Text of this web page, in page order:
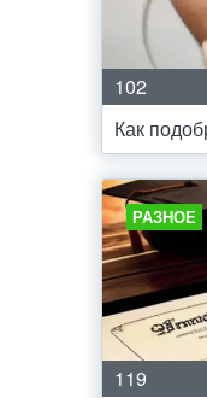
102
Как
РАЗНОЕ
119